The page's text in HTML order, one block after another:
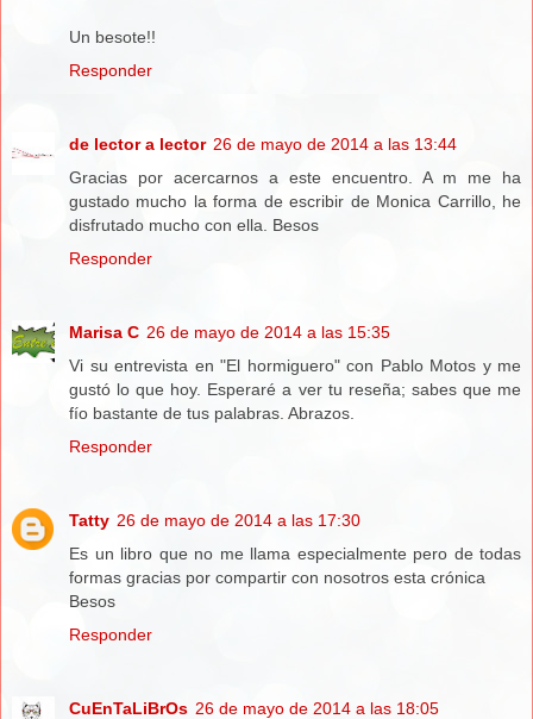
Un besote!!
Responder
de lector a lector 26 de mayo de 2014 a las 13:44
Gracias por acercarnos a este encuentro. A m me ha
gustado mucho la forma de escribir de Monica Carrillo, he
disfrutado mucho con ella. Besos
Responder
Marisa C 26 de mayo de 2014 a las 15:35
Vi su entrevista en "El hormiguero" con Pablo Motos y me
gustó lo que hoy. Esperaré a ver tu reseña; sabes que me
fío bastante de tus palabras. Abrazos.
Responder
Tatty 26 de mayo de 2014 a las 17:30
Es un libro que no me llama especialmente pero de todas
formas gracias por compartir con nosotros esta crónica
Besos
Responder
CuEnTaLiBrOs 26 de mayo de 2014 a las 18:05